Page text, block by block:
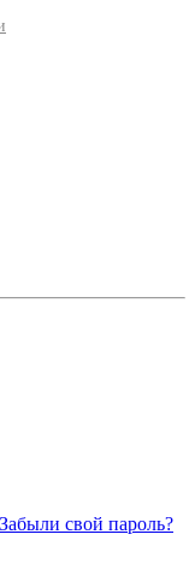
Забыли свой пароль?